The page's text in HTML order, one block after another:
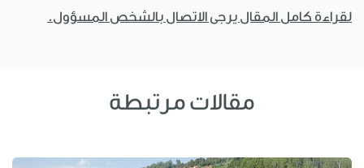
لقراءة كامل المقال يرجى الاتصال بالشخص المسؤول.
مقالات مرتبطة